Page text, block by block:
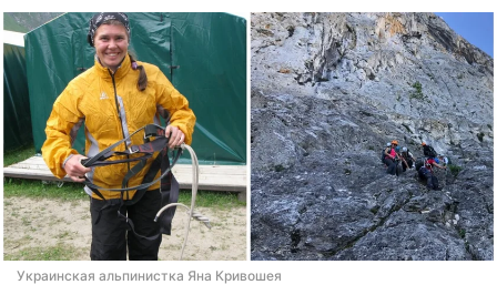
Украинская альпинистка Яна Кривошея